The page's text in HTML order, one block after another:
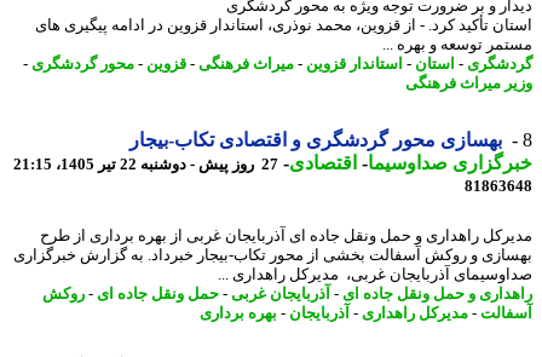
و بر ضرورت توجه ویژه به محور گردشگری
تأکید کرد. - از قزوین، محمد نوذری، استاندار قزوین در ادامه پیگیری های
توسعه و بهره ...
- استان-استاندار قزوین -میراث فرهنگی-قزوین -محور گردشگری-
میراث فرهنگی
بهسازی محور گردشگری و اقتصادی تکاب-بیجار
صداوسیما-اقتصادی-27 روز پیش - دوشنبه 22 تیر 1405، 21:15
راهداری و حمل ونقل جاده ای آذربایجان غربی از بهره برداری از طرح
و روکش آسفالت بخشی از محور تکاب-بیجار خبرداد. به گزارش خبرگزاری
آذربایجان غربی، مدیرکل راهداری ...
و حمل ونقل جاده ای- آذربایجان غربی- حمل ونقل جاده ای- روکش
-مدیرکل راهداری- آذربایجان-بهره برداری